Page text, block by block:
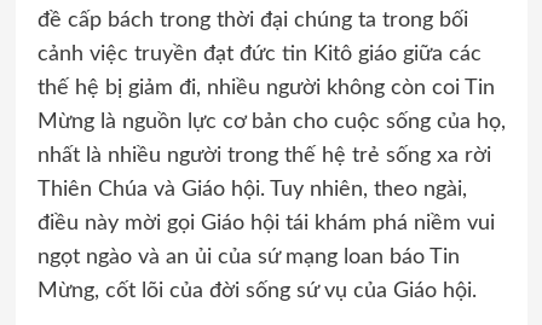
đề cấp bách trong thời đại chúng ta trong bối
cảnh việc truyền đạt đức tin Kitô giáo giữa các
thế hệ bị giảm đi, nhiều người không còn coi Tin
Mừng là nguồn lực cơ bản cho cuộc sống của họ,
nhất là nhiều người trong thế hệ trẻ sống xa rời
Thiên Chúa và Giáo hội. Tuy nhiên, theo ngài,
điều này mời gọi Giáo hội tái khám phá niềm vui
ngọt ngào và an ủi của sứ mạng loan báo Tin
Mừng, cốt lõi của đời sống sứ vụ của Giáo hội.